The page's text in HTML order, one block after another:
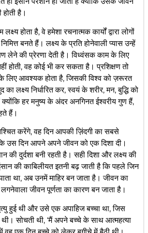
है।
होता है, वे हमेशा रचनात्मक कार्यों द्वारा लोगों
बनते हैं। लक्ष्य के प्रति होनेवाली प्यास उन्हें
लेने की प्रेरणा देती है। विध्वंसक काम के लिए
होती, वह कोई भी कर सकता है। प्रशिक्षण तो
लिए आवश्यक होता है, जिसकी विश्व को ज़रूरत
लक्ष्य निर्धारित कर, स्वयं के शरीर, मन, बुद्धि को
हर मनुष्य के अंदर अनगिनत ईश्वरीय गुण हैं,
हैं।
करेंगे, वह दिन आपकी ज़िंदगी का सबसे
उस दिन आपने अपने जीवन को एक दिशा दी।
की दुर्दशा बनी रहती है। सही दिशा और लक्ष्य की
की काबिलीयत इतनी बढ़ जाती है कि पहले जिन
था, अब उनमें माहिर बन जाता है। जीवन का
जीवन पूर्णता का कारण बन जाता है।
हुई थी और उसे एक अपाहिज बच्चा था, जिस
सोचती थी, ‘मैं अपने बच्चे के साथ आत्महत्या